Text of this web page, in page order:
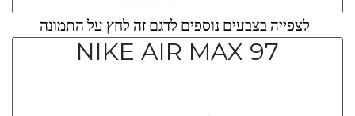
לצפייה בצבעים נוספים לדגם זה לחץ על התמונה
NIKE AIR MAX 97